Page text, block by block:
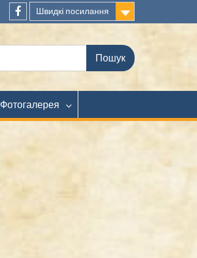
Швидкі посилання
Facebook
Фотогалерея